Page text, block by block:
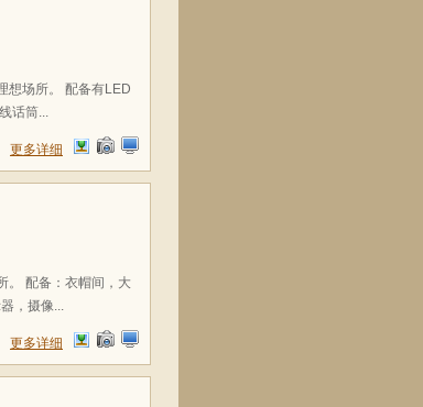
想场所。 配备有LED
话筒...
更多详细
。 配备：衣帽间，大
，摄像...
更多详细